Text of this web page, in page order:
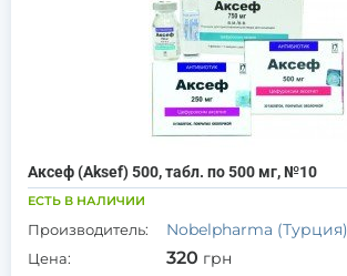
Аксеф (Aksef) 500, табл. по 500 мг, №10
ЕСТЬ В НАЛИЧИИ
Производитель: Nobelpharma (Турция)
Цена: 320 грн